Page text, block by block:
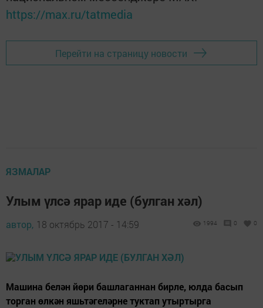
https://max.ru/tatmedia
Перейти на страницу новости
ЯЗМАЛАР
Улым үлсә ярар иде (булган хәл)
автор, 18 октябрь 2017 - 14:59 1994 0 0
Машина белән йөри башлаганнан бирле, юлда басып
торган өлкән яшьтәгеләрне туктап утыртырга